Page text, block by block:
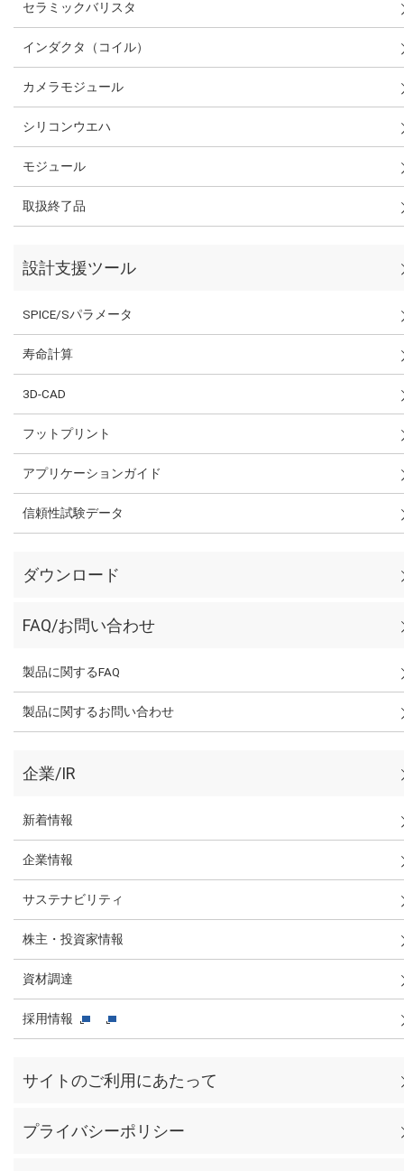
セラミックバリスタ
インダクタ（コイル）
カメラモジュール
シリコンウエハ
モジュール
取扱終了品
設計支援ツール
SPICE/Sパラメータ
寿命計算
3D-CAD
フットプリント
アプリケーションガイド
信頼性試験データ
ダウンロード
FAQ/お問い合わせ
製品に関するFAQ
製品に関するお問い合わせ
企業/IR
新着情報
企業情報
サステナビリティ
株主・投資家情報
資材調達
採用情報
サイトのご利用にあたって
プライバシーポリシー